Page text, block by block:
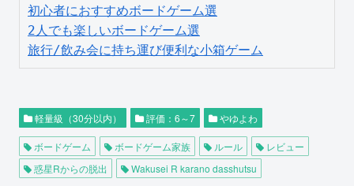
初心者におすすめボードゲーム選
2人でも楽しいボードゲーム選
旅行/飲み会に持ち運び便利な小箱ゲーム
軽量級（30分以内） 評価：6～7 やゆよわ
ボードゲーム ボードゲーム家族 ルール
レビュー
惑星Rからの脱出
Wakusei R karano dasshutsu